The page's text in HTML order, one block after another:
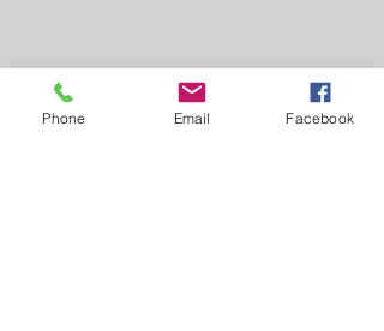
Phone Email Facebook